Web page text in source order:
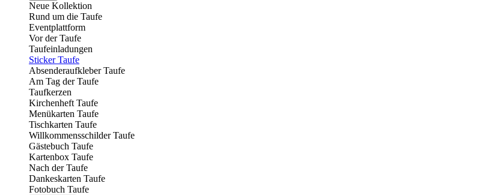
Neue Kollektion
Rund um die Taufe
Eventplattform
Vor der Taufe
Taufeinladungen
Sticker Taufe
Absenderaufkleber Taufe
Am Tag der Taufe
Taufkerzen
Kirchenheft Taufe
Menükarten Taufe
Tischkarten Taufe
Willkommensschilder Taufe
Gästebuch Taufe
Kartenbox Taufe
Nach der Taufe
Dankeskarten Taufe
Fotobuch Taufe